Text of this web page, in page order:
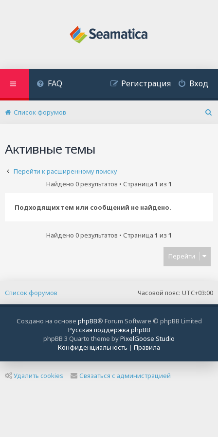
FAQ Вход
Регистрация
Список форумов
Активные темы
Перейти к расширенному поиску
Найдено 0 результатов • Страница 1 из 1
Подходящих тем или сообщений не найдено.
Найдено 0 результатов • Страница 1 из 1
Перейти
Часовой пояс: UTC+03:00
Список форумов
Создано на основе phpBB® Forum Software © phpBB Limited
Русская поддержка phpBB
phpBB 3 Quarto theme byPixelGoose Studio
Конфиденциальность | Правила
Удалить cookies Связаться с администрацией